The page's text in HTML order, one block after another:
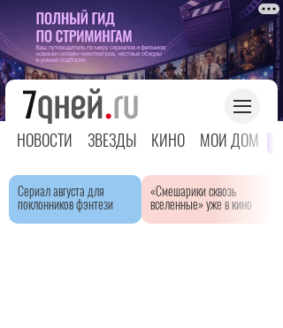
НОВОСТИ ЗВЕЗДЫ КИНО МОЙ ДОМ
Сериал августа для
поклонников фэнтези
«Смешарики сквозь
вселенные» уже в кино